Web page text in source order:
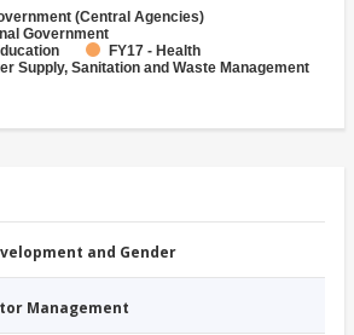
(Central Agencies)
Government
FY17 - Health
Supply, Sanitation and Waste Management
and Gender
Management